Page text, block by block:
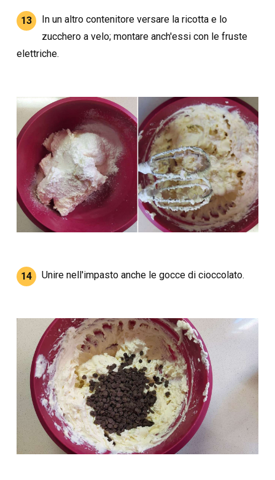
13
In un altro contenitore versare la ricotta e lo
zucchero a velo; montare anch'essi con le fruste
elettriche.
14 Unire nell'impasto anche le gocce di cioccolato.